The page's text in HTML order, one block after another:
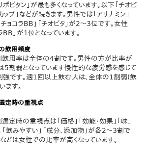
ビタン」が最も多くなっています。以下「チオビ
ップ」などが続きます。男性では「アリナミン」
チョコラBB」「チオビタ」が2～3位です。女性
」が1位となっています。
飲用頻度
飲用率は全体の4割です。男性の方が比率が
5割弱となっています慢性的な疲労感を感じて
強です。週1回以上飲む人は、全体の1割弱(飲
ます。
定時の重視点
定時の重視点は「価格」「効能・効果」「味」
飲みやすい」「成分、添加物」が各2～3割で
などは女性での比率が高くなっています。